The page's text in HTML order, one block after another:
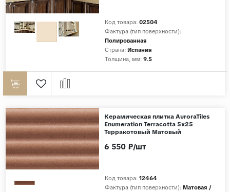
Код товара: 02504
Фактура (тип поверхности):
Полированная
Страна: Испания
Толщина, мм: 9.5
Керамическая плитка AuroraTiles
Enumeration Terracotta 5x25
Терракотовый Матовый
Код товара: 12464
Фактура (тип поверхности): Матовая /
6 550 ₽/шт